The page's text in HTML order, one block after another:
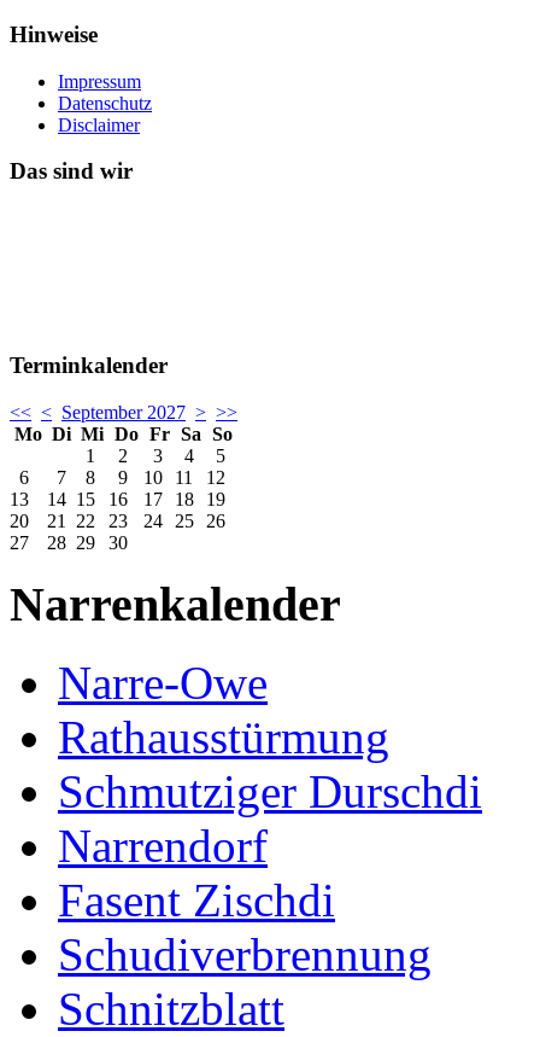
Hinweise
Impressum
Datenschutz
Disclaimer
Das sind wir
Terminkalender
<< < September 2027 > >>
Mo Di Mi Do Fr Sa So
1
2 3 4
5
6
7 8 9 10 11
12
13
14 15 16 17 18
19
20
21 22 23 24 25
26
27
28 29 30
Narrenkalender
Narre-Owe
Rathausstürmung
Schmutziger Durschdi
Narrendorf
Fasent Zischdi
Schudiverbrennung
Schnitzblatt